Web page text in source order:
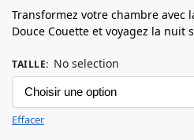
Transformez votre chambre avec
Douce Couette et voyagez la nuit
TAILLE: No selection
Effacer